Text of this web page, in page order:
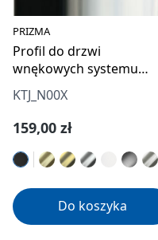
PRIZMA
Profil do drzwi
wnękowych systemu
Prizma
KTJ_N00X
Cena regularna:
159,00 zł
Do koszyka